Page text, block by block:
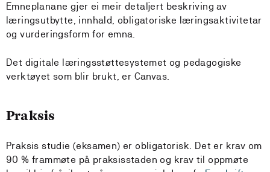
Emneplanane gjer ei meir detaljert beskriving av
læringsutbytte, innhald, obligatoriske læringsaktivitetar
og vurderingsform for emna.
Det digitale læringsstøttesystemet og pedagogiske
verktøyet som blir brukt, er Canvas.
Praksis
Praksis studie (eksamen) er obligatorisk. Det er krav om
90 % frammøte på praksisstaden og krav til oppmøte